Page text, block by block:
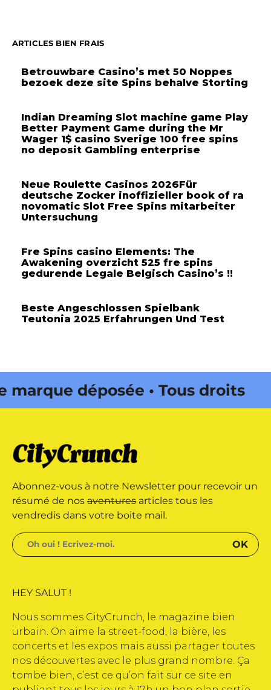
ARTICLES BIEN FRAIS
Betrouwbare Casino’s met 50 Noppes
bezoek deze site Spins behalve Storting
Indian Dreaming Slot machine game Play
Better Payment Game during the Mr
Wager 1$ casino Sverige 100 free spins
no deposit Gambling enterprise
Neue Roulette Casinos 2026Für
deutsche Zocker inoffizieller book of ra
novomatic Slot Free Spins mitarbeiter
Untersuchung
Fre Spins casino Elements: The
Awakening overzicht 525 fre spins
gedurende Legale Belgisch Casino’s !!
Beste Angeschlossen Spielbank
Teutonia 2025 Erfahrungen Und Test
déposée • Tous droits
déposée • Tous droits
par Buena Onda Web •
Abonnez-vous à notre Newsletter pour recevoir un
résumé de nos aventures articles tous les
vendredis dans votre boite mail.
HEY SALUT !
Nous sommes CityCrunch, le magazine bien
urbain. On aime la street-food, la bière, les
concerts et les expos mais aussi partager toutes
nos découvertes avec le plus grand nombre. Ça
tombe bien, c’est ce qu’on fait sur ce site en